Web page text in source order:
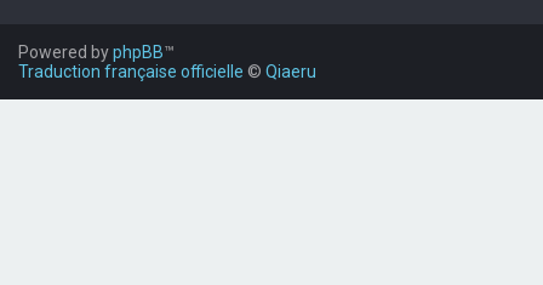
Powered byphpBB™
Traduction française officielle © Qiaeru